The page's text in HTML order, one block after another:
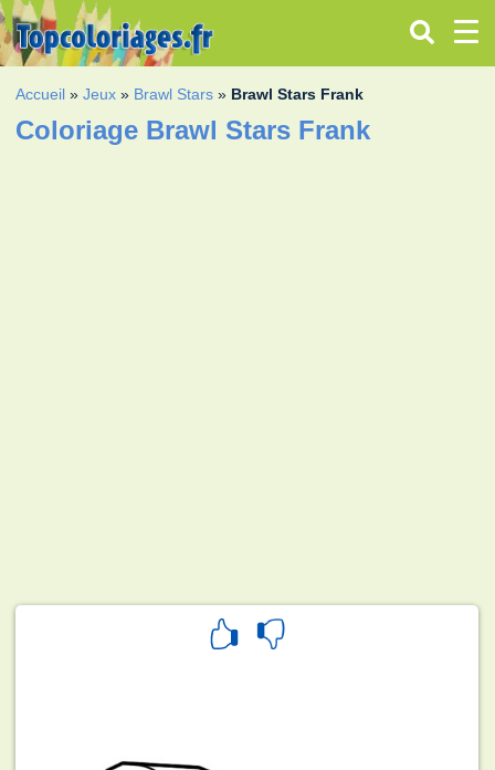
Accueil »Jeux » Brawl Stars » Brawl Stars Frank
Coloriage Brawl Stars Frank